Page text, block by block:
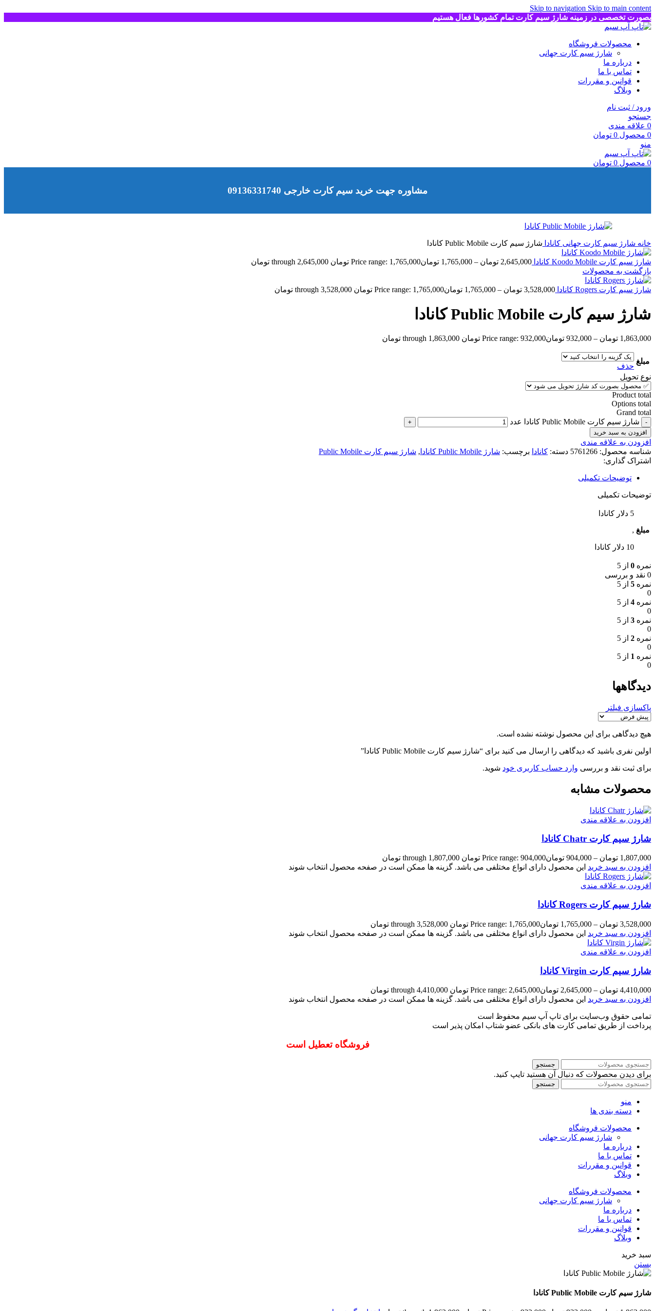
Skip to navigation Skip to main content
بصورت تخصصی در زمینه شارژ سیم کارت تمام کشورها فعال هستیم
محصولات فروشگاه
شارژ سیم کارت جهانی
درباره ما
تماس با ما
قوانین و مقررات
وبلاگ
ورود / ثبت نام
جستجو
0 علاقه مندی
0 محصول 0 تومان
منو
0 محصول 0 تومان
مشاوره جهت خرید سیم کارت خارجی 09136331740
خانه شارژ سیم کارت جهانی کانادا شارژ سیم کارت Public Mobile کانادا
شارژ سیم کارت Koodo Mobile کانادا 2,645,000 تومان –
1,765,000 تومانPrice range: 1,765,000 تومان through 2,645,000 تومان
بازگشت به محصولات
شارژ سیم کارت Rogers کانادا 3,528,000 تومان –
1,765,000 تومانPrice range: 1,765,000 تومان through 3,528,000 تومان
شارژ سیم کارت Public Mobile کانادا
1,863,000 تومان –
932,000 تومانPrice range: 932,000 تومان through 1,863,000 تومان
مبلغ
حذف
نوع تحویل
Product total
Options total
Grand total
شارژ سیم کارت Public Mobile کانادا عدد
افزودن به سبد خرید
افزودن به علاقه مندی
شناسه محصول: 5761266 دسته: کانادا برچسب: شارژ Public Mobile کانادا , شارژ سیم کارت Public Mobile
اشتراک گذاری:
توضیحات تکمیلی
توضیحات تکمیلی
مبلغ
5 دلار کانادا
,
10 دلار کانادا
نمره 0 از 5
0 نقد و بررسی
نمره 5 از 5
0
نمره 4 از 5
0
نمره 3 از 5
0
نمره 2 از 5
0
نمره 1 از 5
0
دیدگاهها
پاکسازی فیلتر
هیچ دیدگاهی برای این محصول نوشته نشده است.
اولین نفری باشید که دیدگاهی را ارسال می کنید برای “شارژ سیم کارت Public Mobile کانادا”
برای ثبت نقد و بررسی وارد حساب کاربری خود شوید.
محصولات مشابه
افزودن به علاقه مندی
شارژ سیم کارت Chatr کانادا
1,807,000 تومان –
904,000 تومانPrice range: 904,000 تومان through 1,807,000 تومان
افزودن به سبد خرید این محصول دارای انواع مختلفی می باشد. گزینه ها ممکن است در صفحه محصول انتخاب شوند
افزودن به علاقه مندی
شارژ سیم کارت Rogers کانادا
3,528,000 تومان –
1,765,000 تومانPrice range: 1,765,000 تومان through 3,528,000 تومان
افزودن به سبد خرید این محصول دارای انواع مختلفی می باشد. گزینه ها ممکن است در صفحه محصول انتخاب شوند
افزودن به علاقه مندی
شارژ سیم کارت Virgin کانادا
4,410,000 تومان –
2,645,000 تومانPrice range: 2,645,000 تومان through 4,410,000 تومان
افزودن به سبد خرید این محصول دارای انواع مختلفی می باشد. گزینه ها ممکن است در صفحه محصول انتخاب شوند
تمامی حقوق وب‌سایت برای تاپ آپ سیم محفوظ است
پرداخت از طریق تمامی کارت های بانکی عضو شتاب امکان پذیر است
فروشگاه تعطیل است
جستجو
برای دیدن محصولات که دنبال آن هستید تایپ کنید.
جستجو
منو
دسته بندی ها
محصولات فروشگاه
شارژ سیم کارت جهانی
درباره ما
تماس با ما
قوانین و مقررات
وبلاگ
محصولات فروشگاه
شارژ سیم کارت جهانی
درباره ما
تماس با ما
قوانین و مقررات
وبلاگ
سبد خرید
بستن
شارژ سیم کارت Public Mobile کانادا